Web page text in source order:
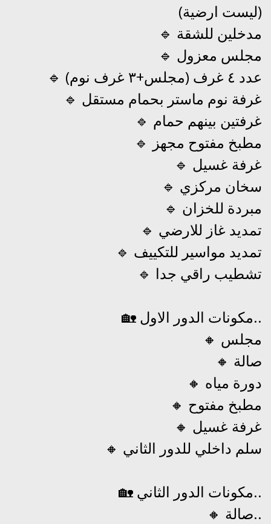
(ليست ارضية)
🔹 مدخلين للشقة
🔹 مجلس معزول
🔹 عدد ٤ غرف (مجلس+٣ غرف نوم)
🔹 غرفة نوم ماستر بحمام مستقل
🔹 غرفتين بينهم حمام
🔹 مطبخ مفتوح مجهز
🔹 غرفة غسيل
🔹 سخان مركزي
🔹 مبردة للخزان
🔹 تمديد غاز للارضي
🔹 تمديد مواسير للتكييف
🔹 تشطيب راقي جدا
🏡 مكونات الدور الاول..
🔸 مجلس
🔸 صالة
🔸 دورة مياه
🔸 مطبخ مفتوح
🔸 غرفة غسيل
🔸 سلم داخلي للدور الثاني
🏡 مكونات الدور الثاني..
🔸 صالة..